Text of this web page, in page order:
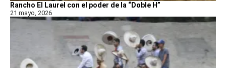
Rancho El Laurel con el poder de la “Doble H”
21 mayo, 2026